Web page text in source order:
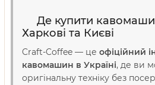
Де купити
Харкові та Києві
Craft-Coffee — це офіційний
кавомашин в Україні, де ви
оригінальну техніку без